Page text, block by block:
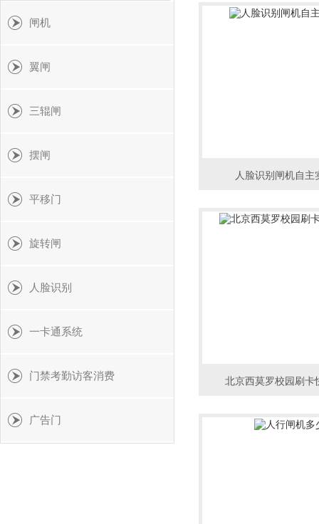
闸机
翼闸
三辊闸
摆闸
平移门
旋转闸
人脸识别
一卡通系统
门禁考勤访客消费
广告门
人脸识别闸机自主
北京西莫罗校园刷卡